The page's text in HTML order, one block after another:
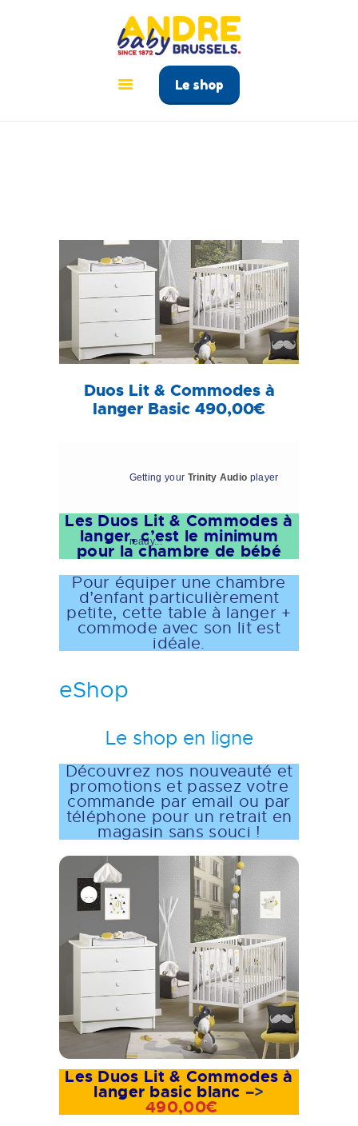
Le shop
ANDRÉ BABY BRUSSELS
Le tout pour bébé à Bruxelles
ACCUEIL
Duos Lit & Commodes à
langer Basic 490,00€
Getting your Trinity Audio player
ready...
Les Duos Lit & Commodes à
langer, c’est le minimum
pour la chambre de bébé
Pour équiper une chambre
d’enfant particulièrement
petite, cette table à langer +
commode avec son lit est
idéale.
eShop
Le shop en ligne
Découvrez nos nouveauté et
promotions et passez votre
commande par email ou par
téléphone pour un retrait en
magasin sans souci !
Les Duos Lit & Commodes à
langer basic blanc –>
490,00€